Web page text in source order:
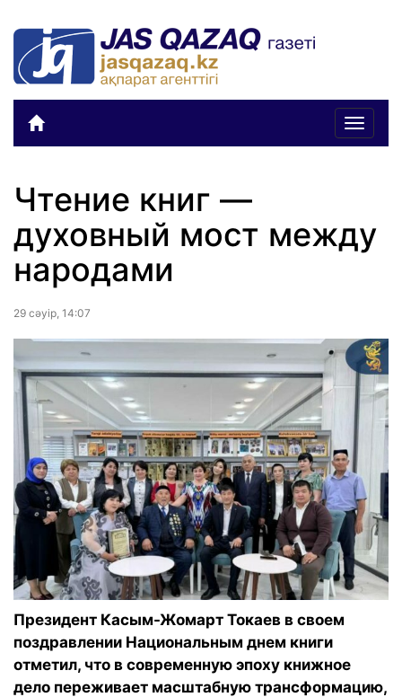
Toggle
Чтение книг —
духовный мост между
народами
29 сәуiр, 14:07
Президент Касым-Жомарт Токаев в своем
поздравлении Национальным днем книги
отметил, что в современную эпоху книжное
дело переживает масштабную трансформацию,